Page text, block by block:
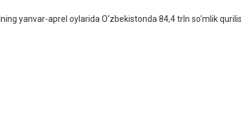
yanvar-aprel oylarida O‘zbekistonda 84,4 trln so‘mlik